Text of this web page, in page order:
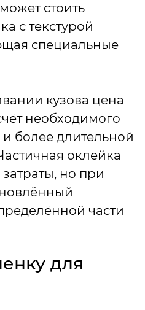
стоить
с текстурой
специальные
кузова цена
необходимого
более длительной
оклейка
но при
части
для